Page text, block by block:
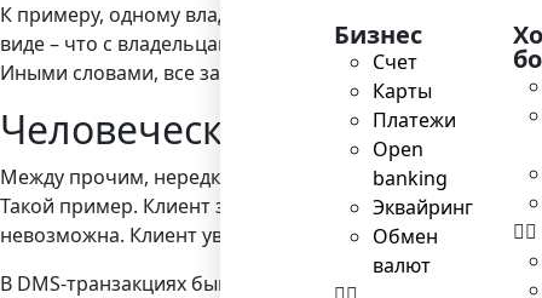
Бизнес
Счет
Карты
Платежи
Open
banking
Эквайринг
Обмен
валют
К примеру, одному владельцу интернет-магазина
виде – что с владельцами VISA, что Mastercard. А
Иными словами, все зависит от потребностей
Человеческий фактор на
Между прочим, нередко алгоритм DMS считают
Такой пример. Клиент заходит в интернет-магазин,
невозможна. Клиент уверен, что оплатил товар,
В DMS-транзакциях бывает так, что сумму клиента